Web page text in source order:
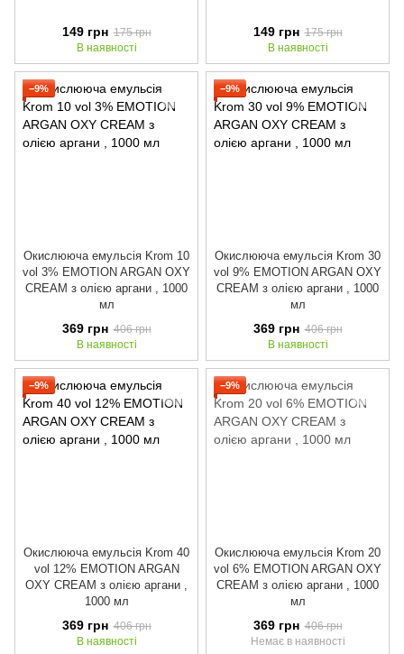
149 грн 175 грн
В наявності
149 грн 175 грн
В наявності
−9%
Окислююча емульсія Krom 10
vol 3% EMOTION ARGAN OXY
CREAM з олією аргани , 1000
мл
369 грн 406 грн
В наявності
−9%
Окислююча емульсія Krom 30
vol 9% EMOTION ARGAN OXY
CREAM з олією аргани , 1000
мл
369 грн 406 грн
В наявності
−9%
Окислююча емульсія Krom 40
vol 12% EMOTION ARGAN
OXY CREAM з олією аргани ,
1000 мл
369 грн 406 грн
В наявності
−9%
Окислююча емульсія Krom 20
vol 6% EMOTION ARGAN OXY
CREAM з олією аргани , 1000
мл
369 грн 406 грн
Немає в наявності